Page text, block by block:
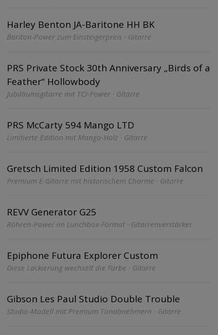
Harley Benton JA-Baritone HH BK
Bariton-Power zum Einsteigerpreis · Gitarre
PRS Private Stock 30th Anniversary „Birds of a
Feather“ Hollowbody
Jubiläumsgitarre mit TCI-Power · Gitarre
PRS McCarty 594 Mango LTD
Limitierte Edition mit Mango-Holz · Gitarre
Gretsch Limited Edition 1958 Custom Falcon
Premium E-Gitarre mit historischem Charme · Gitarre
REVV Generator G25
Röhren-Power im Lunchbox-Format · Gitarrenverstärker
Epiphone Futura Explorer Custom
Diese Lackierung wechselt die Farbe · Gitarre
Gibson Les Paul Studio Double Trouble
Studio-Modell mit Premium Tonabnehmern · Gitarre